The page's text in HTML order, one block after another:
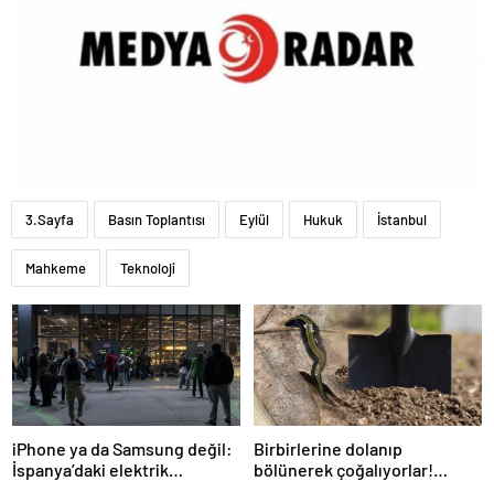
3.Sayfa Basın Toplantısı Eylül Hukuk İstanbul
Mahkeme Teknoloji
iPhone ya da Samsung değil:
İspanya’daki elektrik
Birbirlerine dolanıp
bölünerek çoğalıyorlar!